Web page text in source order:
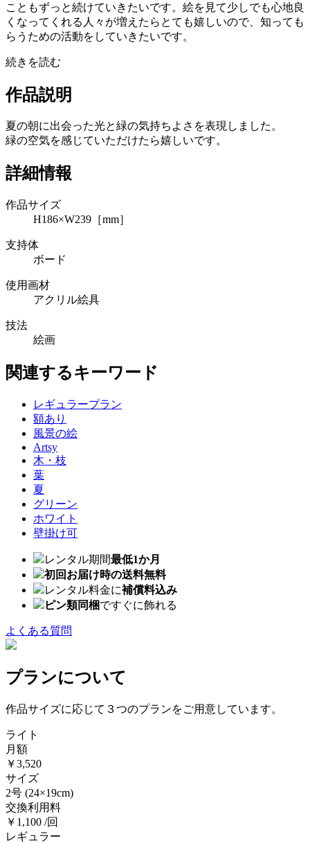
こともずっと続けていきたいです。絵を見て少しでも心地良
くなってくれる人々が増えたらとても嬉しいので、知っても
らうための活動をしていきたいです。
続きを読む
作品説明
夏の朝に出会った光と緑の気持ちよさを表現しました。
緑の空気を感じていただけたら嬉しいです。
詳細情報
作品サイズ
H186×W239［mm］
支持体
ボード
使用画材
アクリル絵具
技法
絵画
関連するキーワード
レギュラープラン
額あり
風景の絵
Artsy
木・枝
葉
夏
グリーン
ホワイト
壁掛け可
レンタル期間最低1か月
初回お届け時の送料無料
レンタル料金に補償料込み
ピン類同梱ですぐに飾れる
よくある質問
プランについて
作品サイズに応じて３つのプランをご用意しています。
ライト
月額
￥3,520
サイズ
2号 (24×19cm)
交換利用料
￥1,100 /回
レギュラー